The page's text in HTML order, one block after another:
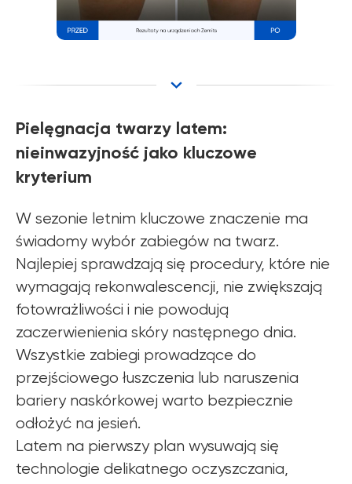
Pielęgnacja twarzy latem:
nieinwazyjność jako kluczowe
kryterium
W sezonie letnim kluczowe znaczenie ma
świadomy wybór zabiegów na twarz.
Najlepiej sprawdzają się procedury, które nie
wymagają rekonwalescencji, nie zwiększają
fotowrażliwości i nie powodują
zaczerwienienia skóry następnego dnia.
Wszystkie zabiegi prowadzące do
przejściowego łuszczenia lub naruszenia
bariery naskórkowej warto bezpiecznie
odłożyć na jesień.
Latem na pierwszy plan wysuwają się
technologie delikatnego oczyszczania,